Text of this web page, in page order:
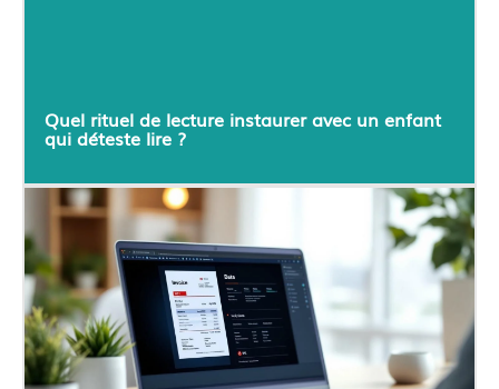
Quel rituel de lecture instaurer avec un enfant
qui déteste lire ?